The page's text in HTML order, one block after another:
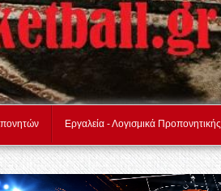
Εργαλεία - Λογισμικά Προπονητικής